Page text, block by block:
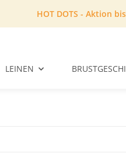
HOT DOTS - Aktion
LEINEN